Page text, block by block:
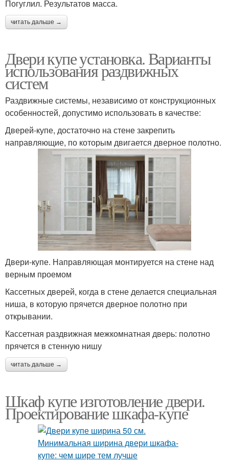
Погуглил. Результатов масса.
читать дальше →
Двери купе установка. Варианты
использования раздвижных
систем
Раздвижные системы, независимо от конструкционных
особенностей, допустимо использовать в качестве:
Дверей-купе, достаточно на стене закрепить
направляющие, по которым двигается дверное полотно.
Двери-купе. Направляющая монтируется на стене над
верным проемом
Кассетных дверей, когда в стене делается специальная
ниша, в которую прячется дверное полотно при
открывании.
Кассетная раздвижная межкомнатная дверь: полотно
прячется в стенную нишу
читать дальше →
Шкаф купе изготовление двери.
Проектирование шкафа-купе